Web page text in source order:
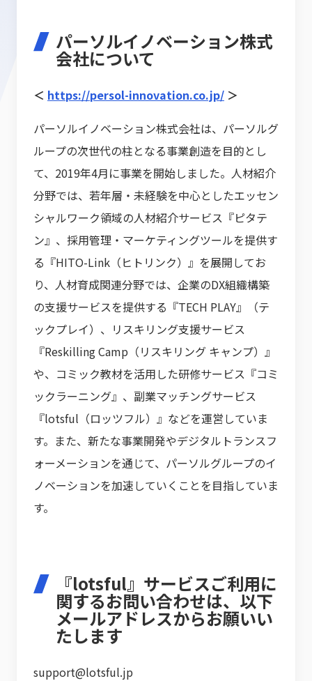
パーソルイノベーション株式
会社について
＜ https://persol-innovation.co.jp/ ＞
パーソルイノベーション株式会社は、パーソルグ
ループの次世代の柱となる事業創造を目的とし
て、2019年4月に事業を開始しました。人材紹介
分野では、若年層・未経験を中心としたエッセン
シャルワーク領域の人材紹介サービス『ピタテ
ン』、採用管理・マーケティングツールを提供す
る『HITO-Link（ヒトリンク）』を展開してお
り、人材育成関連分野では、企業のDX組織構築
の支援サービスを提供する『TECH PLAY』（テ
ックプレイ）、リスキリング支援サービス
『Reskilling Camp（リスキリング キャンプ）』
や、コミック教材を活用した研修サービス『コミ
ックラーニング』、副業マッチングサービス
『lotsful（ロッツフル）』などを運営していま
す。また、新たな事業開発やデジタルトランスフ
ォーメーションを通じて、パーソルグループのイ
ノベーションを加速していくことを目指していま
す。
『lotsful』サービスご利用に
関するお問い合わせは、以下
メールアドレスからお願いい
たします
support@lotsful.jp